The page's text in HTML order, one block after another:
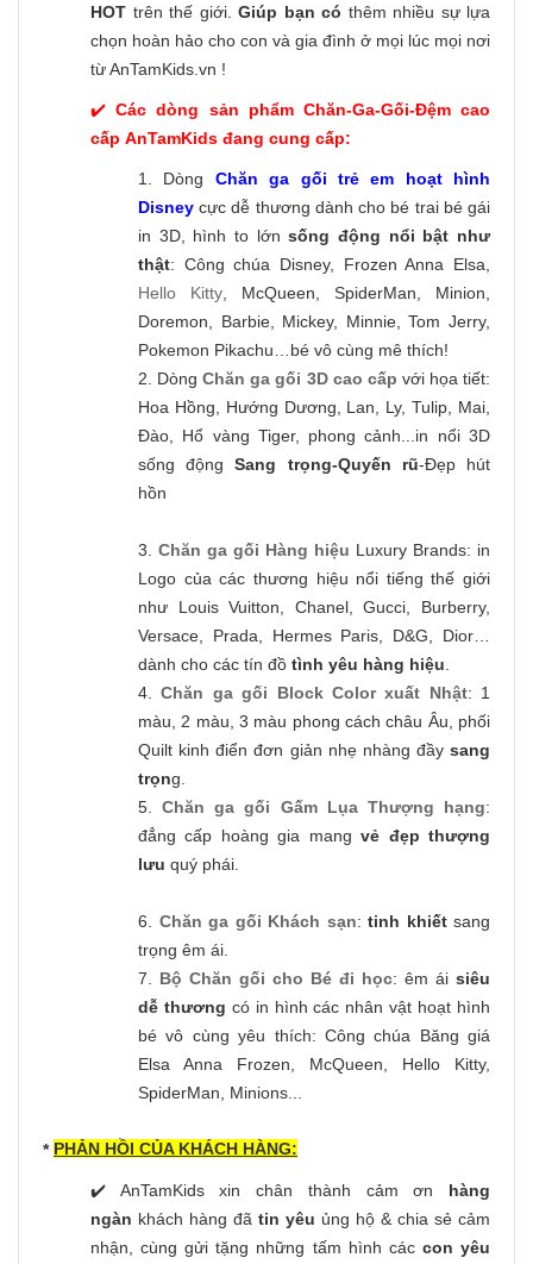
HOT trên thế giới. Giúp bạn có thêm nhiều sự lựa
chọn hoàn hảo cho con và gia đình ở mọi lúc mọi nơi
từ AnTamKids.vn !
✔️Các dòng sản phẩm Chăn-Ga-Gối-Đệm cao
cấp AnTamKids đang cung cấp:
1. Dòng Chăn ga gối trẻ em hoạt hình
Disney cực dễ thương dành cho bé trai bé gái
in 3D, hình to lớnsống động nổi bật như
thật: Công chúa Disney, Frozen Anna Elsa,
Hello Kitty , McQueen, SpiderMan, Minion,
Doremon, Barbie, Mickey, Minnie, Tom Jerry,
Pokemon Pikachu…bé vô cùng mê thích!
2. DòngChăn ga gối 3D cao cấp với họa tiết:
Hoa Hồng, Hướng Dương, Lan, Ly, Tulip, Mai,
Đào, Hổ vàng Tiger, phong cảnh...in nổi 3D
sống độngSang trọng-Quyến rũ-Đẹp hút
hồn
3. Chăn ga gối Hàng hiệu Luxury Brands: in
Logo của các thương hiệu nổi tiếng thế giới
như Louis Vuitton, Chanel, Gucci, Burberry,
Versace, Prada, Hermes Paris, D&G, Dior…
dành cho các tín đồ tình yêu hàng hiệu
4.Chăn ga gối Block Color xuất Nhật: 1
màu, 2 màu, 3 màu phong cách châu Âu, phối
Quilt kinh điển đơn giản nhẹ nhàng đầy sang
trọng.
5.Chăn ga gối Gấm Lụa Thượng hạng:
đẳng cấp hoàng gia mangvẻ đẹp thượng
lưu quý phái.
6. Chăn ga gối Khách sạn: tinh khiết sang
trọng êm ái.
7. Bộ Chăn gối cho Bé đi học: êm ái siêu
dễ thương có in hình các nhân vật hoạt hình
bé vô cùng yêu thích: Công chúa Băng giá
Elsa Anna Frozen, McQueen, Hello Kitty,
SpiderMan, Minions...
* PHẢN HỒI CỦA KHÁCH HÀNG:
✔️ AnTamKids xin chân thành cảm ơn hàng
ngàn khách hàng đã tin yêu ủng hộ & chia sẻ cảm
nhận, cùng gửi tặng những tấm hình các con yêu